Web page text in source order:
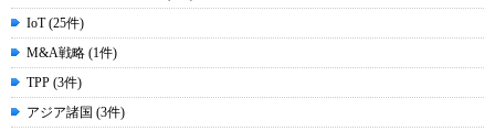
IoT (25件)
M&A戦略 (1件)
TPP (3件)
アジア諸国 (3件)